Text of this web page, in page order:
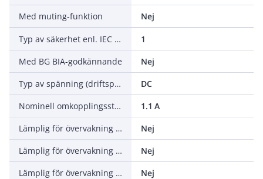
Med muting-funktion
Nej
Typ av säkerhet enl. IEC 61496-1
1
Med BG BIA-godkännande
Nej
Typ av spänning (driftspänning)
DC
Nominell omkopplingsström
1.1 A
Lämplig för övervakning av magnetbrytare
Nej
Lämplig för övervakning av närhetsbrytare
Nej
Lämplig för övervakning av nödstoppskretsar
Nej